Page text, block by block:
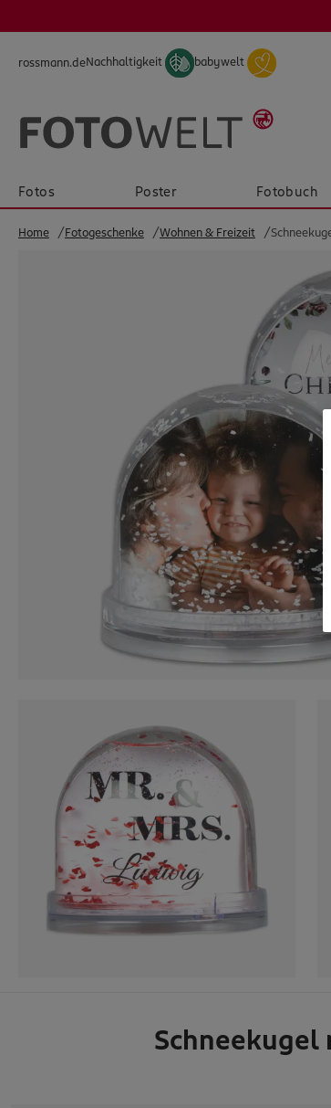
rossmann.deNachhaltigkeit babywelt
Fotos Poster Fotobuch
Home Fotogeschenke Wohnen & Freizeit
Schneekugel